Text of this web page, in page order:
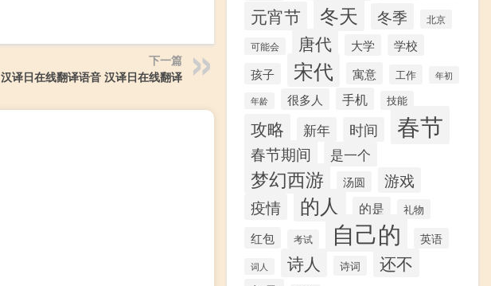
下一篇
汉译日在线翻译语音 汉译日在线翻译
元宵节 冬天 冬季 北京
可能会 唐代 大学
学校
孩子
宋代 寓意 工作 年初
年龄 很多人 手机 技能
攻略 新年 时间 春节
春节期间 是一个
梦幻西游 汤圆 游戏
疫情 的人 的是 礼物
红包 考试 自己的 英语
词人 诗人 诗词 还不